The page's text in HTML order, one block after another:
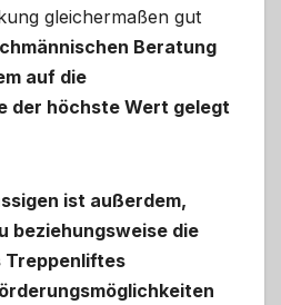
gleichermaßen gut
Beratung
auf die
der höchste Wert gelegt
ist außerdem,
beziehungsweise die
Treppenliftes